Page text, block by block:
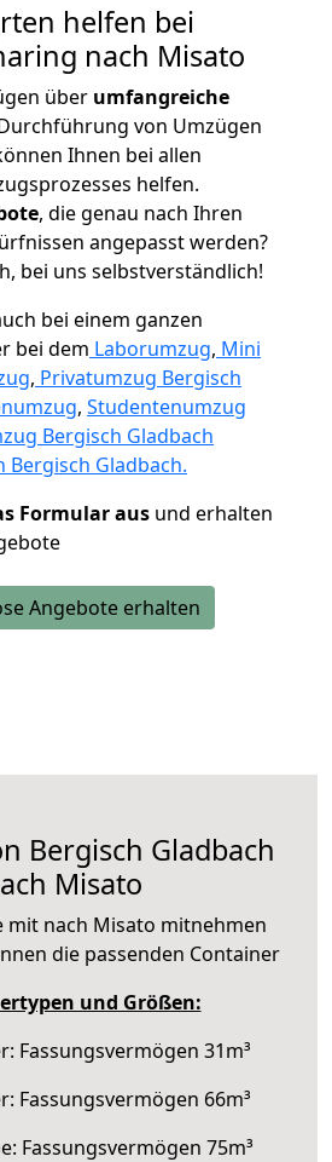
helfen bei
nach Misato
über umfangreiche
von Umzügen
Ihnen bei allen
helfen.
, die genau nach Ihren
angepasst werden?
bei uns selbstverständlich!
bei einem ganzen
bei dem Laborumzug, Mini
, Privatumzug Bergisch
, Studentenumzug
Bergisch Gladbach
Bergisch Gladbach.
Formular aus und erhalten
Angebote erhalten
Bergisch Gladbach
Misato
mit nach Misato mitnehmen
die passenden Container
und Größen:
Fassungsvermögen 31m³
Fassungsvermögen 66m³
Fassungsvermögen 75m³